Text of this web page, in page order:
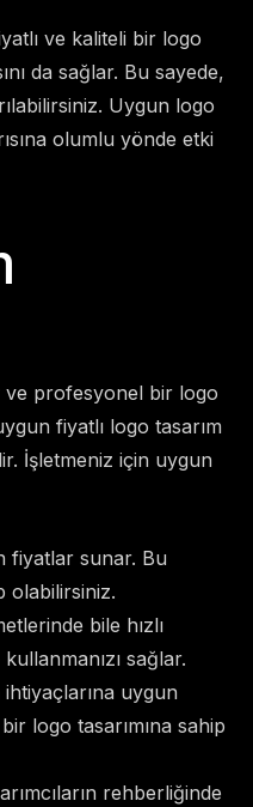
ve kaliteli bir logo
da sağlar. Bu sayede,
Uygun logo
olumlu yönde etki
ve profesyonel bir logo
fiyatlı logo tasarım
İşletmeniz için uygun
fiyatlar sunar. Bu
olabilirsiniz.
bile hızlı
sağlar.
uygun
logo tasarımına sahip
rehberliğinde